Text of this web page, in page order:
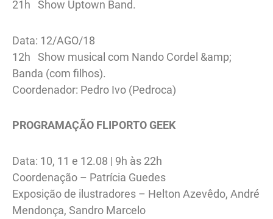
21h Show Uptown Band.
Data: 12/AGO/18
12h Show musical com Nando Cordel &amp;
Banda (com filhos).
Coordenador: Pedro Ivo (Pedroca)
PROGRAMAÇÃO FLIPORTO GEEK
Data: 10, 11 e 12.08 | 9h às 22h
Coordenação – Patrícia Guedes
Exposição de ilustradores – Helton Azevêdo, André
Mendonça, Sandro Marcelo